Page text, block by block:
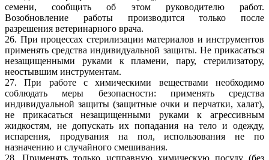
семени, сообщить об этом руководителю работ.
Возобновление работы производится только после
разрешения ветеринарного врача.
26. При процессах стерилизации материалов и инструментов
применять средства индивидуальной защиты. Не прикасаться
незащищенными руками к пламени, пару, стерилизатору,
неостывшим инструментам.
27. При работе с химическими веществами необходимо
соблюдать меры безопасности: применять средства
индивидуальной защиты (защитные очки и перчатки, халат),
не прикасаться незащищенными руками к агрессивным
жидкостям, не допускать их попадания на тело и одежду,
испарения, продувания на пол, использования не по
назначению и случайного смешивания.
28. Применять только исправную химическую посуду (без